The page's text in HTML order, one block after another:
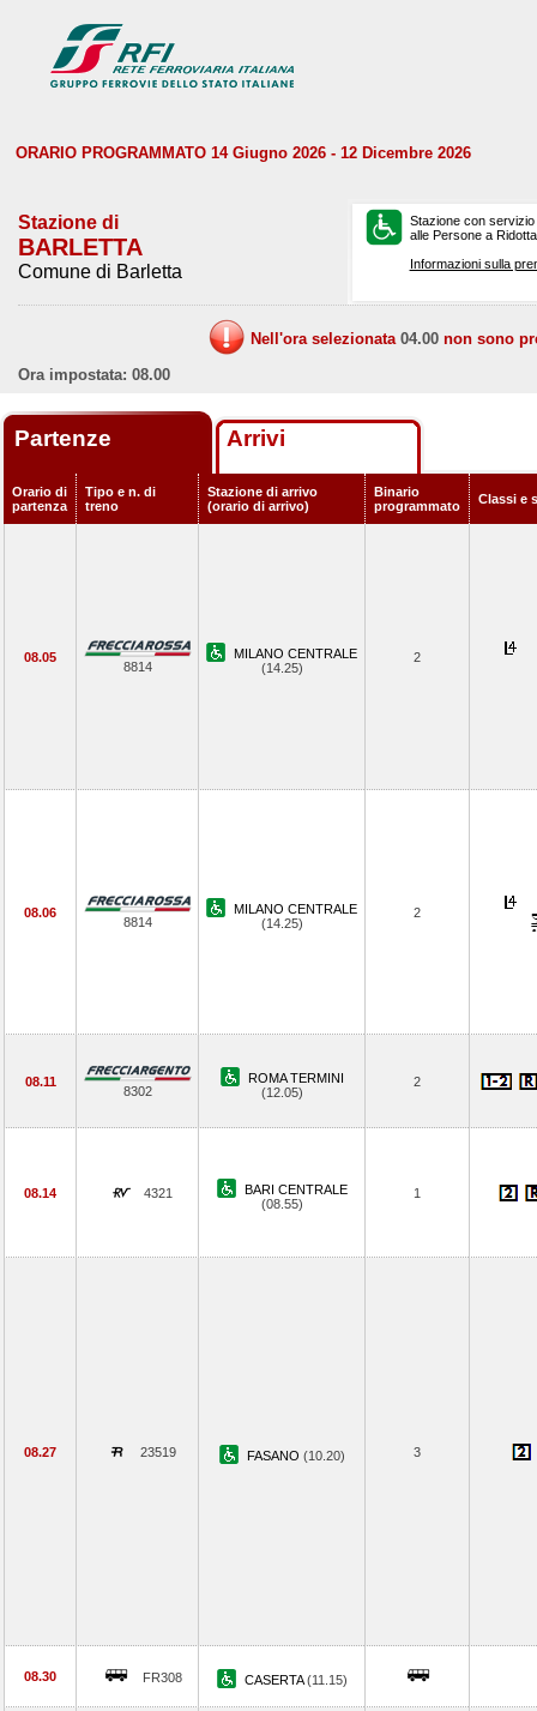
ORARIO PROGRAMMATO 14 Giugno 2026 - 12 Dicembre 2026
Stazione di
BARLETTA
Comune di Barletta
Stazione con
alle Persone a
Informazioni sulla
Nell'ora selezionata 04.00 non sono
Ora impostata: 08.00
Partenze Arrivi
Orario di
partenza
Tipo e n. di
treno
Stazione di arrivo
(orario di arrivo)
Binario
programmato
Classi e
08.05
8814
MILANO CENTRALE
(14.25)
2
08.06
8814
MILANO CENTRALE
(14.25)
2
08.11
8302
ROMA TERMINI
(12.05)
2
08.14 4321
BARI CENTRALE
(08.55)
1
08.27 23519 FASANO (10.20) 3
08.30 FR308 CASERTA(11.15)